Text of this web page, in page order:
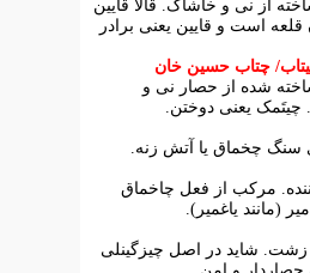
از نی و خاشاک. قالا قایین
قلعه است و قایین یعنی برادر
چتاب حسین خان
شده از حصار نی و
چیتَمک یعنی دوختن.
سنگ چخماق یا آتش زنه.
مرکب از فعل چاخماق
(مانند یاغمیر).
زشت. شاید در اصل چیزگینلی